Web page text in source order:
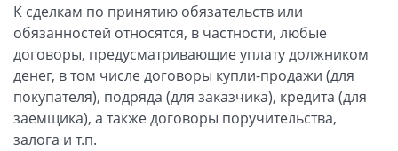
К сделкам по принятию обязательств или
обязанностей относятся, в частности, любые
договоры, предусматривающие уплату должником
денег, в том числе договоры купли-продажи (для
покупателя), подряда (для заказчика), кредита (для
заемщика), а также договоры поручительства,
залога и т.п.